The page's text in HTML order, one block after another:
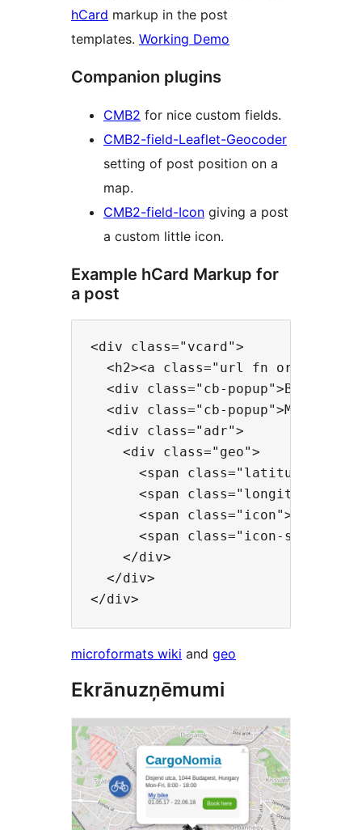
hCard markup in the post
templates. Working Demo
Companion plugins
CMB2 for nice custom fields.
CMB2-field-Leaflet-Geocoder
setting of post position on a
map.
CMB2-field-Icon giving a post
a custom little icon.
Example hCard Markup for
a post
<div class="vcard">
<h2><a class="url fn org"
<div class="cb-popup">Balacs
<div class="cb-popup">Mon-Fri,
  <div class="adr">
    <div class="geo">
<span
<span
<span class="icon">/wp-
<span class="icon-
    </div>
  </div>
microformats wiki and geo
Ekrānuzņēmumi